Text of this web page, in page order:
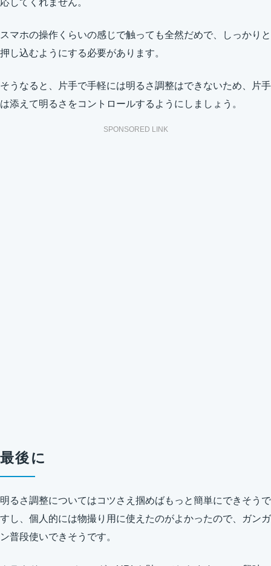
応してくれません。
スマホの操作くらいの感じで触っても全然だめで、しっかりと
押し込むようにする必要があります。
そうなると、片手で手軽には明るさ調整はできないため、片手
は添えて明るさをコントロールするようにしましょう。
SPONSORED LINK
最後に
明るさ調整についてはコツさえ掴めばもっと簡単にできそうで
すし、個人的には物撮り用に使えたのがよかったので、ガンガ
ン普段使いできそうです。